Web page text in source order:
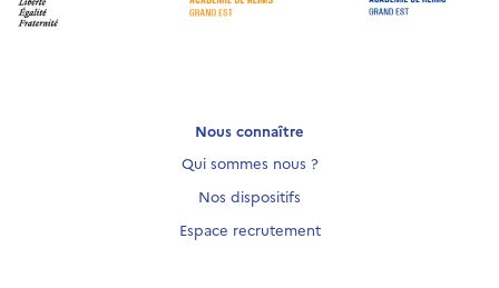
Nous connaître
Qui sommes nous ?
Nos dispositifs
Espace recrutement